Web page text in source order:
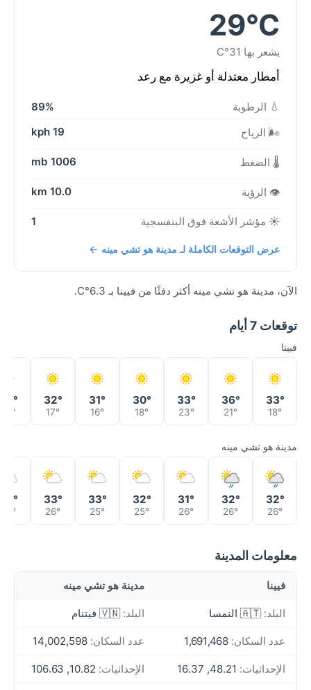
29°C
يشعر بها 31°C
أمطار معتدلة أو غزيرة مع رعد
💧 الرطوبة
89%
🌬️ الرياح
19 kph
🌡️ الضغط 1006 mb
👁️ الرؤية 10.0 km
☀️ مؤشر الأشعة فوق البنفسجية 1
عرض التوقعات الكاملة لـ مدينة هو تشي مينه ←
الآن، مدينة هو تشي مينه أكثر دفئًا من فيينا بـ 6.3°C.
توقعات 7 أيام
فيينا
33°
18°
36°
21°
33°
23°
30°
18°
31°
16°
32°
17°
19°
مدينة هو تشي مينه
32°
26°
32°
26°
31°
26°
32°
25°
33°
25°
33°
26°
26°
معلومات المدينة
فيينا مدينة هو تشي مينه
البلد: 🇦🇹 النمسا البلد: 🇻🇳 فيتنام
عدد السكان: عدد السكان:
الإحداثيات: الإحداثيات: